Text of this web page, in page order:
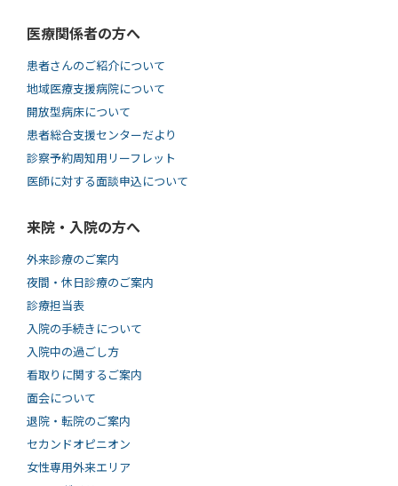
医療関係者の方へ
患者さんのご紹介について
地域医療支援病院について
開放型病床について
患者総合支援センターだより
診察予約周知用リーフレット
医師に対する面談申込について
来院・入院の方へ
外来診療のご案内
夜間・休日診療のご案内
診療担当表
入院の手続きについて
入院中の過ごし方
看取りに関するご案内
面会について
退院・転院のご案内
セカンドオピニオン
女性専用外来エリア